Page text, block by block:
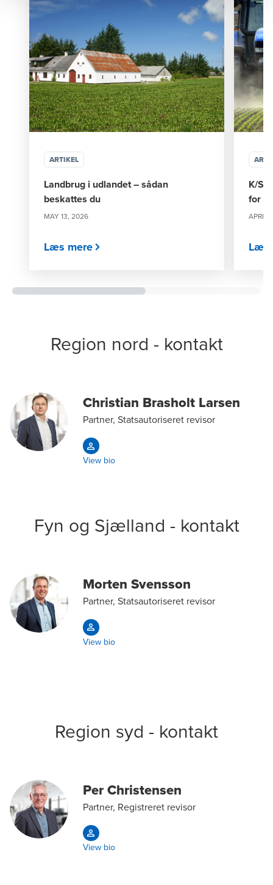
ARTIKEL
Landbrug i udlandet – sådan
beskattes du
MAY 13, 2026
Læs mere
K/S
for
APRIL
Læs
Region nord - kontakt
Christian Brasholt Larsen
Partner, Statsautoriseret revisor
View bio
Fyn og Sjælland - kontakt
Morten Svensson
Partner, Statsautoriseret revisor
View bio
Region syd - kontakt
Per Christensen
Partner, Registreret revisor
View bio